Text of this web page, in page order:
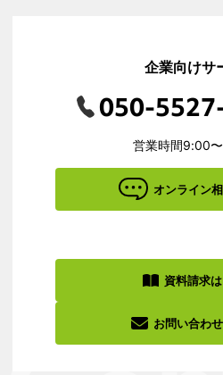
企業向けサ
050-
営業時間9:00
オンライン
資料請求
お問い合わ